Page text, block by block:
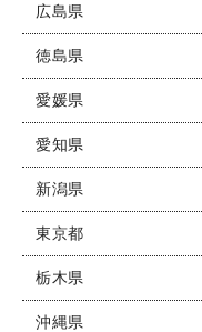
広島県
徳島県
愛媛県
愛知県
新潟県
東京都
栃木県
沖縄県